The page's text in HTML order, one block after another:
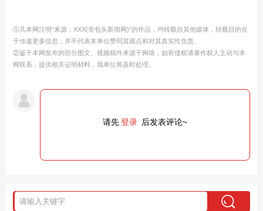
①凡本网注明“来源：XXX(非包头新闻网)”的作品，均转载自其他媒体，转载目的在
于传递更多信息，并不代表本单位赞同其观点和对其真实性负责。
②鉴于本网发布的部分图文、视频稿件来源于网络，如有侵权请著作权人主动与本
网联系，提供相关证明材料，我单位将及时处理。
请先登录 后发表评论~